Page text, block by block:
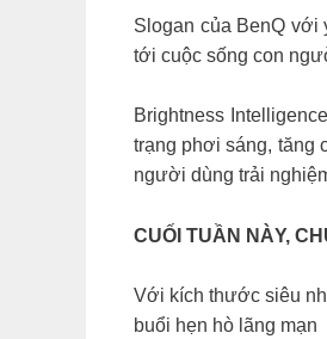
Slogan của BenQ với
tới cuộc sống con
Brightness
trạng phơi sáng, tăng
người dùng trải
CUỐI TUẦN NÀY,
Với kích thước siêu
buổi hẹn hò lãng mạn